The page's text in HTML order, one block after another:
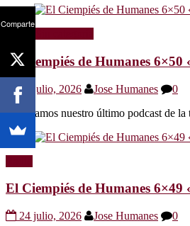
El Ciempiés de Humanes
30 julio, 2026 Jose Humanes
0
Os dejamos nuestro último podcast de
El Ciempiés de Humanes
24 julio, 2026 Jose Humanes 0
Comparte